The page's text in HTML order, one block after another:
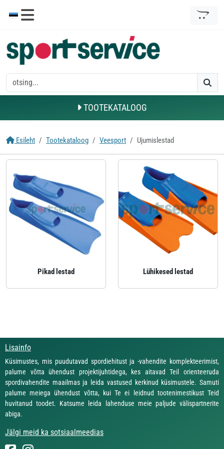
TOOTEKATALOOG
Esileht Tootekataloog Veesport Ujumislestad
Pikad lestad Lühikesed lestad
Lisainfo
Küsimustes, mis puudutavad spordiehitust ja -vahendite komplekteerimist,
palume võtta ühendust projektijuhtidega, kes aitavad Teil orienteeruda
spordivahendite maailmas ja leida vastused kerkinud küsimustele. Samuti
palume meiega ühendust võtta, kui Te ei leidnud tootenimestikust Teid
huvitanud toodet. Katsume leida lahenduse meie paljude välispartnerite
abiga.
Jälgi meid ka sotsiaalmeedias